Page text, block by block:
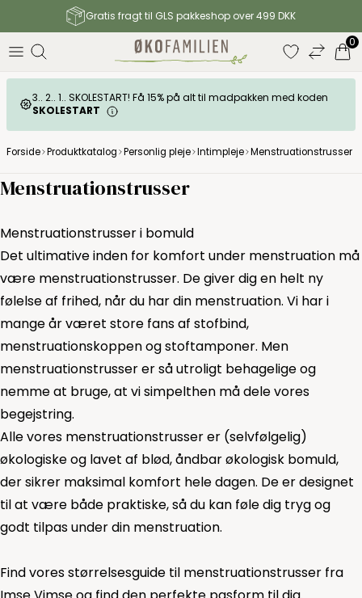
Gratis fragt til GLS pakkeshop over 499 DKK
0
3.. 2.. 1.. SKOLESTART! Få 15% på alt til madpakken med koden
SKOLESTART
Forside Produktkatalog Personlig pleje Intimpleje Menstruationstrusser
Menstruationstrusser
Menstruationstrusser i bomuld
Det ultimative inden for komfort under menstruation må
være menstruationstrusser. De giver dig en helt ny
følelse af frihed, når du har din menstruation. Vi har i
mange år været store fans af stofbind,
menstruationskoppenogstoftamponer. Men
menstruationstrusser er så utroligt behagelige og
nemme at bruge, at vi simpelthen må dele vores
begejstring.
Alle vores menstruationstrusser er (selvfølgelig)
økologiske og lavet af blød, åndbar økologisk bomuld,
der sikrer maksimal komfort hele dagen. De er designet
til at være både praktiske, så du kan føle dig tryg og
godt tilpas under din menstruation.
Find voresstørrelsesguide til menstruationstrusser fra